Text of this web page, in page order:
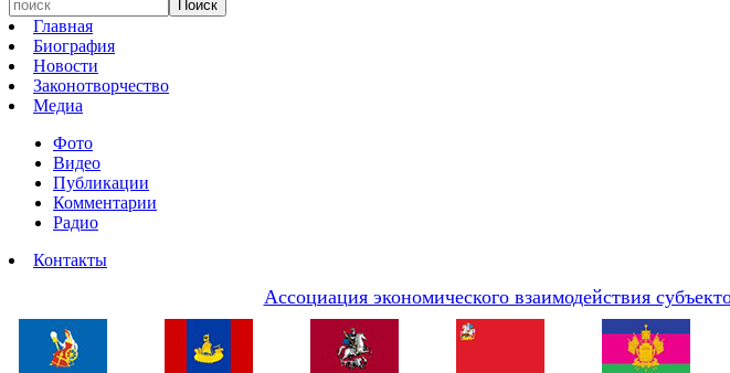
Поиск
Главная
Биография
Новости
Законотворчество
Медиа
Фото
Видео
Публикации
Комментарии
Радио
Контакты
Ассоциация экономического взаимодействия